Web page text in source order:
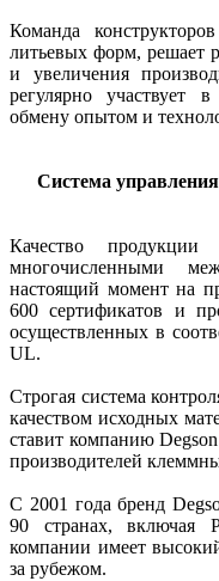
Команда
литьевых форм, решает
и увеличения
регулярно участвует
обмену опытом и
Система
Качество продукции
многочисленными
настоящий момент на
600 сертификатов и
осуществленных в
UL.
Строгая система
качеством исходных
ставит компанию
производителей
С 2001 года бренд
90 странах, включая
компании имеет
за рубежом.